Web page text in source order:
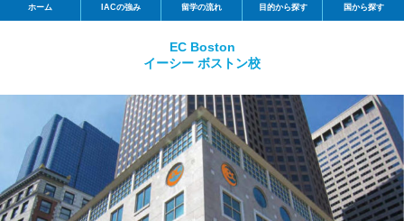
ホーム IACの強み 留学の流れ 目的から探す 国から探す
EC Boston
イーシー ボストン校